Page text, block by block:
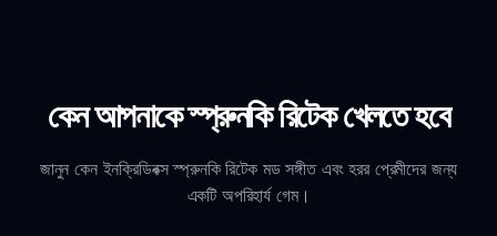
কেন আপনাকে স্প্রুনকি রিটেক খেলতে হবে
জানুন কেন ইনক্রিডিবক্স স্প্রুনকি রিটেক মড সঙ্গীত এবং হরর প্রেমীদের জন্য
একটি অপরিহার্য গেম।